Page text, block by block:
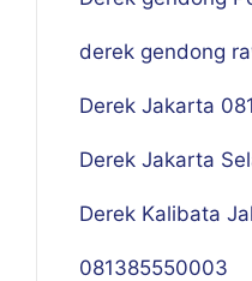
derek gendong
Derek Jakarta
Derek Jakarta
Derek Kalibata
081385550003